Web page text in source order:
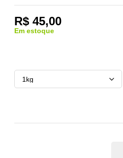
R$45,00
Em estoque